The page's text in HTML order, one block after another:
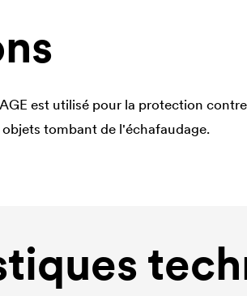
est utilisé pour la protection
tombant de l'échafaudage.